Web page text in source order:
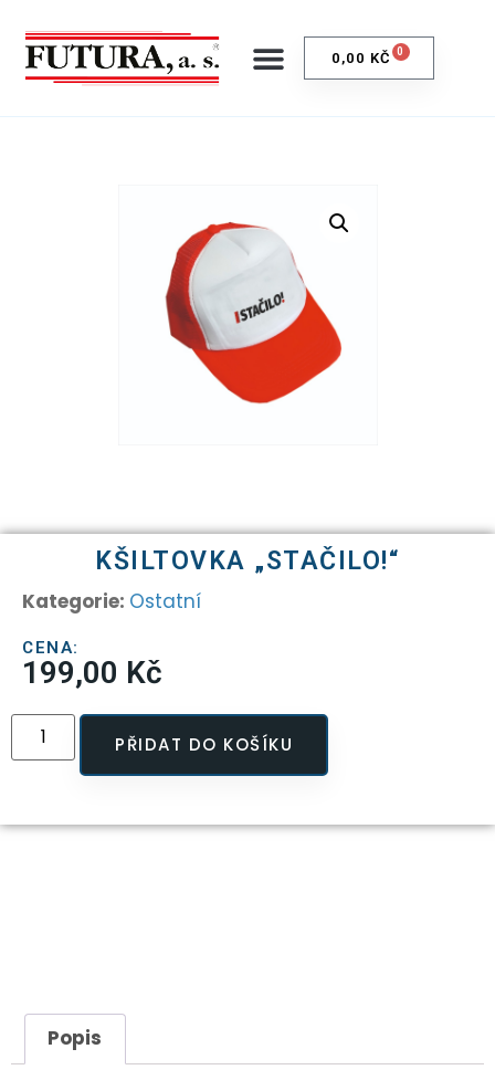
0,00 KČ 0
KŠILTOVKA „STAČILO!“
Kategorie: Ostatní
CENA:
199,00 Kč
PŘIDAT DO KOŠÍKU
Popis